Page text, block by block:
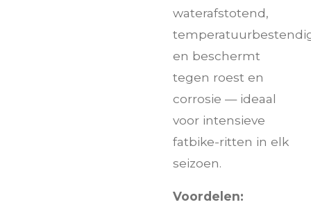
waterafstotend,
en beschermt
tegen roest en
corrosie — ideaal
voor intensieve
fatbike-ritten in elk
seizoen.
Voordelen: